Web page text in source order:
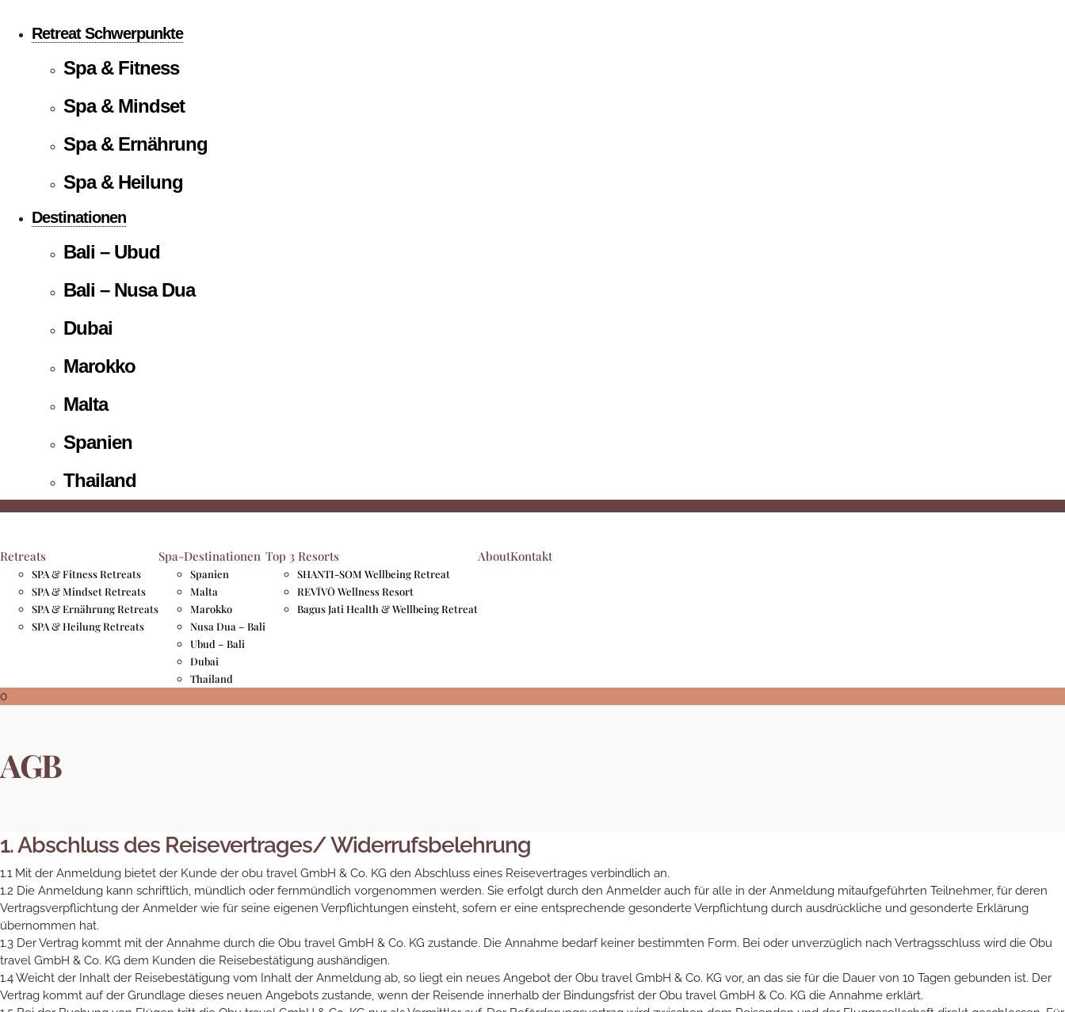
Retreat Schwerpunkte
Spa & Fitness
Spa & Mindset
Spa & Ernährung
Spa & Heilung
Destinationen
Bali – Ubud
Bali – Nusa Dua
Dubai
Marokko
Malta
Spanien
Thailand
Retreats
SPA & Fitness Retreats
SPA & Mindset Retreats
SPA & Ernährung Retreats
SPA & Heilung Retreats
Spa-Destinationen
Spanien
Malta
Marokko
Nusa Dua – Bali
Ubud – Bali
Dubai
Thailand
Top 3 Resorts
SHANTI-SOM Wellbeing Retreat
REVĪVŌ Wellness Resort
Bagus Jati Health & Wellbeing Retreat
AboutKontakt
0
AGB
1. Abschluss des Reisevertrages/ Widerrufsbelehrung
1.1 Mit der Anmeldung bietet der Kunde der obu travel GmbH & Co. KG den Abschluss eines Reisevertrages verbindlich an.
1.2 Die Anmeldung kann schriftlich, mündlich oder fernmündlich vorgenommen werden. Sie erfolgt durch den Anmelder auch für alle in der Anmeldung mitaufgeführten Teilnehmer, für deren
Vertragsverpflichtung der Anmelder wie für seine eigenen Verpflichtungen einsteht, sofern er eine entsprechende gesonderte Verpflichtung durch ausdrückliche und gesonderte Erklärung
übernommen hat.
1.3 Der Vertrag kommt mit der Annahme durch die Obu travel GmbH & Co. KG zustande. Die Annahme bedarf keiner bestimmten Form. Bei oder unverzüglich nach Vertragsschluss wird die Obu
travel GmbH & Co. KG dem Kunden die Reisebestätigung aushändigen.
1.4 Weicht der Inhalt der Reisebestätigung vom Inhalt der Anmeldung ab, so liegt ein neues Angebot der Obu travel GmbH & Co. KG vor, an das sie für die Dauer von 10 Tagen gebunden ist. Der
Vertrag kommt auf der Grundlage dieses neuen Angebots zustande, wenn der Reisende innerhalb der Bindungsfrist der Obu travel GmbH & Co. KG die Annahme erklärt.